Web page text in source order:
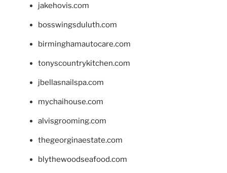
jakehovis.com
bosswingsduluth.com
birminghamautocare.com
tonyscountrykitchen.com
jbellasnailspa.com
mychaihouse.com
alvisgrooming.com
thegeorginaestate.com
blythewoodseafood.com